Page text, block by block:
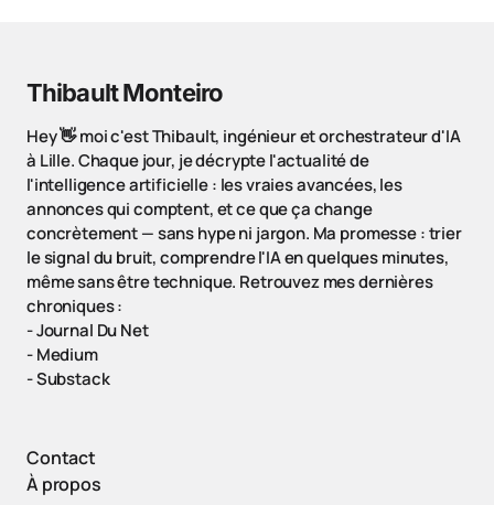
Thibault Monteiro
Hey 👋 moi c'est Thibault, ingénieur et orchestrateur d'IA
à Lille. Chaque jour, je décrypte l'actualité de
l'intelligence artificielle : les vraies avancées, les
annonces qui comptent, et ce que ça change
concrètement — sans hype ni jargon. Ma promesse : trier
le signal du bruit, comprendre l'IA en quelques minutes,
même sans être technique. Retrouvez mes dernières
chroniques :
-Journal Du Net
-Medium
-Substack
Contact
À propos